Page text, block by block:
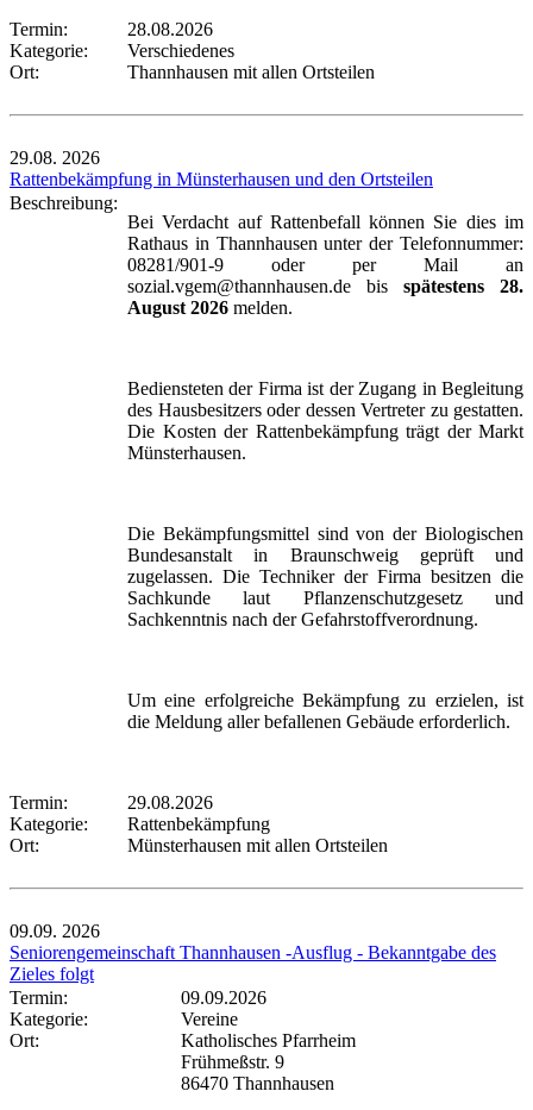
Termin:
28.08.2026
Kategorie:
Verschiedenes
Ort:
Thannhausen mit allen Ortsteilen
29.08. 2026
Rattenbekämpfung in Münsterhausen und den Ortsteilen
Beschreibung:
Bei Verdacht auf Rattenbefall können Sie dies im
Rathaus in Thannhausen unter der Telefonnummer:
08281/901-9 oder per Mail an
sozial.vgem@thannhausen.de bis spätestens 28.
August 2026 melden.
Bediensteten der Firma ist der Zugang in Begleitung
des Hausbesitzers oder dessen Vertreter zu gestatten.
Die Kosten der Rattenbekämpfung trägt der Markt
Münsterhausen.
Die Bekämpfungsmittel sind von der Biologischen
Bundesanstalt in Braunschweig geprüft und
zugelassen. Die Techniker der Firma besitzen die
Sachkunde laut Pflanzenschutzgesetz und
Sachkenntnis nach der Gefahrstoffverordnung.
Um eine erfolgreiche Bekämpfung zu erzielen, ist
die Meldung aller befallenen Gebäude erforderlich.
Termin:
29.08.2026
Kategorie:
Rattenbekämpfung
Ort:
Münsterhausen mit allen Ortsteilen
09.09. 2026
Seniorengemeinschaft Thannhausen -Ausflug - Bekanntgabe des
Zieles folgt
Termin:
09.09.2026
Kategorie:
Vereine
Ort:
Katholisches Pfarrheim
Frühmeßstr. 9
86470 Thannhausen